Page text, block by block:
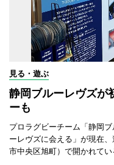
見る・遊ぶ
静岡ブルーレヴズ
ーも
プロラグビーチーム「静岡
ーレヴズに会える」が現在
市中央区旭町）で開かれてい